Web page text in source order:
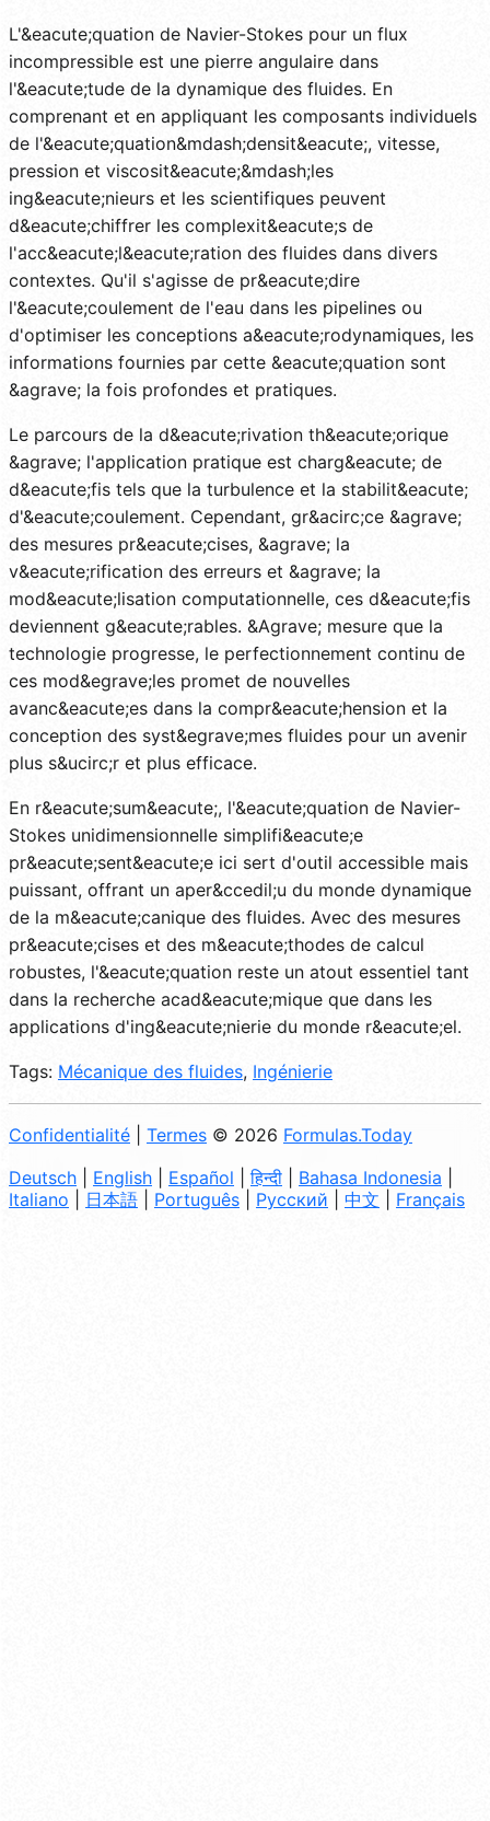
L'&eacute;quation de Navier-Stokes pour un flux
incompressible est une pierre angulaire dans
l'&eacute;tude de la dynamique des fluides. En
comprenant et en appliquant les composants individuels
de l'&eacute;quation&mdash;densit&eacute;, vitesse,
pression et viscosit&eacute;&mdash;les
ing&eacute;nieurs et les scientifiques peuvent
d&eacute;chiffrer les complexit&eacute;s de
l'acc&eacute;l&eacute;ration des fluides dans divers
contextes. Qu'il s'agisse de pr&eacute;dire
l'&eacute;coulement de l'eau dans les pipelines ou
d'optimiser les conceptions a&eacute;rodynamiques, les
informations fournies par cette &eacute;quation sont
&agrave; la fois profondes et pratiques.
Le parcours de la d&eacute;rivation th&eacute;orique
&agrave; l'application pratique est charg&eacute; de
d&eacute;fis tels que la turbulence et la stabilit&eacute;
d'&eacute;coulement. Cependant, gr&acirc;ce &agrave;
des mesures pr&eacute;cises, &agrave; la
v&eacute;rification des erreurs et &agrave; la
mod&eacute;lisation computationnelle, ces d&eacute;fis
deviennent g&eacute;rables. &Agrave; mesure que la
technologie progresse, le perfectionnement continu de
ces mod&egrave;les promet de nouvelles
avanc&eacute;es dans la compr&eacute;hension et la
conception des syst&egrave;mes fluides pour un avenir
plus s&ucirc;r et plus efficace.
En r&eacute;sum&eacute;, l'&eacute;quation de Navier-
Stokes unidimensionnelle simplifi&eacute;e
pr&eacute;sent&eacute;e ici sert d'outil accessible mais
puissant, offrant un aper&ccedil;u du monde dynamique
de la m&eacute;canique des fluides. Avec des mesures
pr&eacute;cises et des m&eacute;thodes de calcul
robustes, l'&eacute;quation reste un atout essentiel tant
dans la recherche acad&eacute;mique que dans les
applications d'ing&eacute;nierie du monde r&eacute;el.
Tags: Mécanique des fluides, Ingénierie
Confidentialité Termes © 2026 Formulas.Today
Deutsch
English Español |हिन्दी Bahasa Indonesia
Italiano
日本語 Português Русский 中文 Français